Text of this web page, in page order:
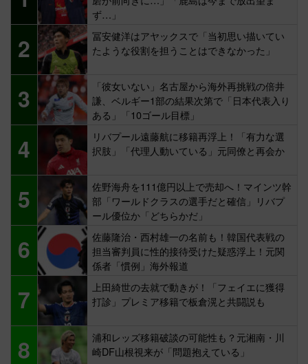
ず…」
2
冨安健洋はアヤックスで「当初思い描いてい
たような役割を担うことはできなかった」
3
「彼女いない」名古屋から海外再挑戦の倍井
謙、ベルギー1部の結果次第で「日本代表入り
ある」「10ゴール目標」
4
リバプール遠藤航に移籍再浮上！「有力な選
択肢」「代理人動いている」元同僚と再会か
5
佐野海舟を111億円以上で売却へ！マインツ幹
部「ワールドクラスの選手だと確信」リバプ
ール優位か「どちらかだ」
6
佐藤隆治・西村雄一の名前も！韓国代表戦の
担当審判員に性的接待受けた疑惑浮上！元関
係者「慣例」海外報道
7
上田綺世の去就で動きが！「フェイエに獲得
打診」プレミア移籍で板倉滉と共闘説も
8
浦和レッズ移籍破談の可能性も？元湘南・川
崎DF山根視来が「問題抱えている」